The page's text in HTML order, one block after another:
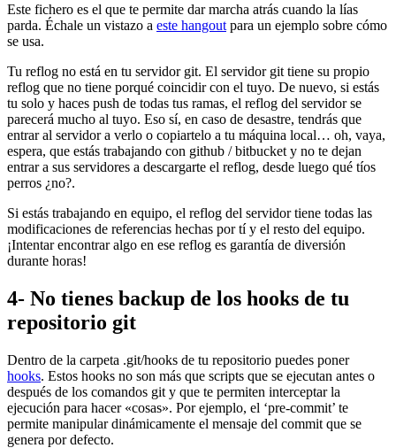
Este fichero es el que te permite dar marcha atrás cuando la lías
parda. Échale un vistazo a este hangout para un ejemplo sobre cómo
se usa.
Tu reflog no está en tu servidor git. El servidor git tiene su propio
reflog que no tiene porqué coincidir con el tuyo. De nuevo, si estás
tu solo y haces push de todas tus ramas, el reflog del servidor se
parecerá mucho al tuyo. Eso sí, en caso de desastre, tendrás que
entrar al servidor a verlo o copiartelo a tu máquina local… oh, vaya,
espera, que estás trabajando con github / bitbucket y no te dejan
entrar a sus servidores a descargarte el reflog, desde luego qué tíos
perros ¿no?.
Si estás trabajando en equipo, el reflog del servidor tiene todas las
modificaciones de referencias hechas por tí y el resto del equipo.
¡Intentar encontrar algo en ese reflog es garantía de diversión
durante horas!
4- No tienes backup de los hooks de tu
repositorio git
Dentro de la carpeta .git/hooks de tu repositorio puedes poner
hooks. Estos hooks no son más que scripts que se ejecutan antes o
después de los comandos git y que te permiten interceptar la
ejecución para hacer «cosas». Por ejemplo, el ‘pre-commit’ te
permite manipular dinámicamente el mensaje del commit que se
genera por defecto.